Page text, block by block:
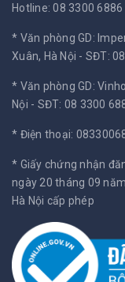
Hotline: 08 3300
* Văn phòng GD:
Xuân, Hà Nội - SĐT:
* Văn phòng GD:
Nội - SĐT: 08 3300
* Điện thoại:
* Giấy chứng nhận
ngày 20 tháng 09
Hà Nội cấp phép